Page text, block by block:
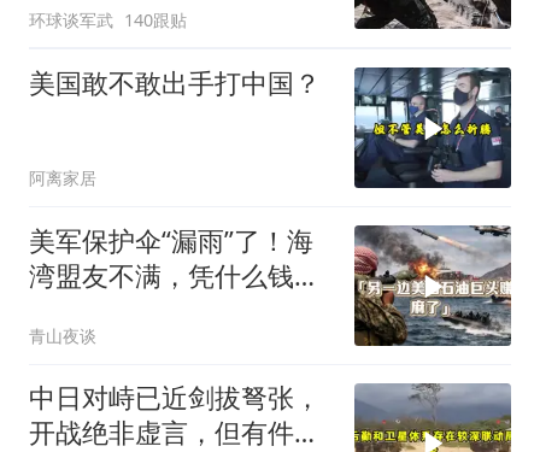
制打残
环球谈军武 140跟贴
美国敢不敢出手打中国？
阿离家居
美军保护伞“漏雨”了！海
湾盟友不满，凭什么钱都
青山夜谈
中日对峙已近剑拔弩张，
开战绝非虚言，但有件事